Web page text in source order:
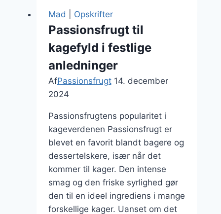
forfriskning
Mad Opskrifter
Passionsfrugt til
kagefyld i festlige
anledninger
AfPassionsfrugt 14. december
2024
Passionsfrugtens popularitet i
kageverdenen Passionsfrugt er
blevet en favorit blandt bagere og
dessertelskere, især når det
kommer til kager. Den intense
smag og den friske syrlighed gør
den til en ideel ingrediens i mange
forskellige kager. Uanset om det